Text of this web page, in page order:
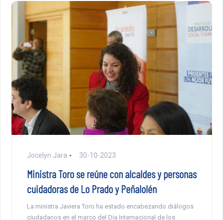
Jocelyn Jara 30-10-2023
Ministra Toro se reúne con alcaldes y personas
cuidadoras de Lo Prado y Peñalolén
La ministra Javiera Toro ha estado encabezando diálogos
ciudadanos en el marco del Día Internacional de los